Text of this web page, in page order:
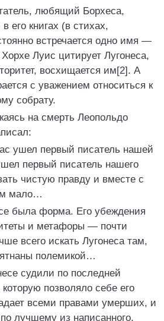
любящий Борхеса,
его книгах (в стихах,
встречается одно имя —
Луис цитирует Лугонеса,
восхищается им[2]. А
с уважением относиться к
собрату.
на смерть Леопольдо
ушел первый писатель нашей
первый писатель нашего
чистую правду и вместе с
мало…
была форма. Его убеждения
и метафоры — почти
всего искать Лугонеса там,
полемикой…
судили по последней
позволяло себе его
всеми правами умерших, и
лучшему из написанного.